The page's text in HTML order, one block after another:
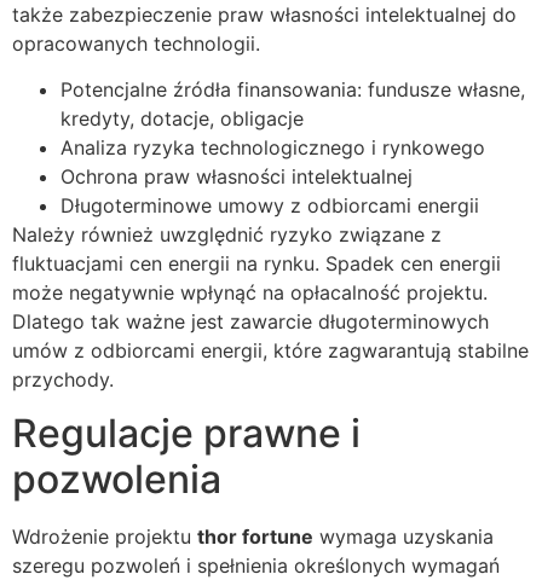
także zabezpieczenie praw własności intelektualnej do
opracowanych technologii.
Potencjalne źródła finansowania: fundusze własne,
kredyty, dotacje, obligacje
Analiza ryzyka technologicznego i rynkowego
Ochrona praw własności intelektualnej
Długoterminowe umowy z odbiorcami energii
Należy również uwzględnić ryzyko związane z
fluktuacjami cen energii na rynku. Spadek cen energii
może negatywnie wpłynąć na opłacalność projektu.
Dlatego tak ważne jest zawarcie długoterminowych
umów z odbiorcami energii, które zagwarantują stabilne
przychody.
Regulacje prawne i
pozwolenia
Wdrożenie projektu thor fortune wymaga uzyskania
szeregu pozwoleń i spełnienia określonych wymagań